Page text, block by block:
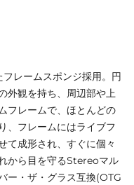
レームスポンジ採用。円
外観を持ち、周辺部や上
フレームで、ほとんどの
、フレームにはライブフ
て成形され、すぐに個々
から目を守るStereoマル
ー・ザ・グラス互換(OTG